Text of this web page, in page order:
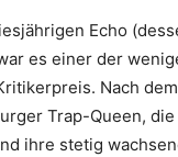
Echo
es einer der
Nach dem
Trap-Queen, die
ihre stetig